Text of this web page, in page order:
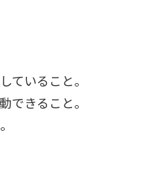
ていること。
できること。